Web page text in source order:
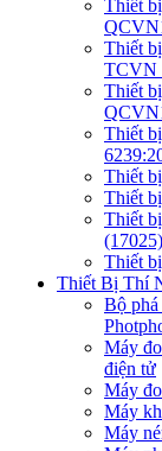
Thiết
Thiết
TCVN
Thiết
Thiết
Thiết
Thiết
Thiết
(17025)
Thiết
Thiết Bị Thí
Bộ
Máy
điện tử
Máy
Máy
Máy